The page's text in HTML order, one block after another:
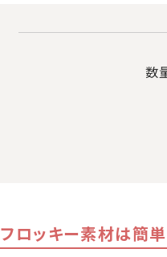
フロッキー素材は簡
数